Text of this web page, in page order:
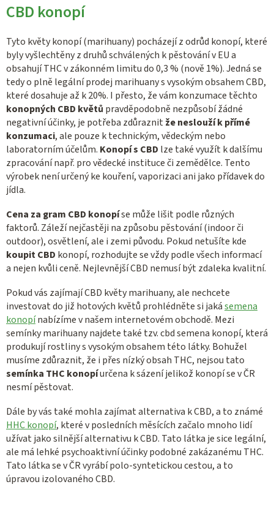
í
p
r
v
k
y
v
ý
p
i
n
í
CBD konopí
Tyto květy konopí (marihuany) pocházejí z odrůd konopí, které
byly vyšlechtěny z druhů schválených k pěstování v EU a
obsahují THC v zákonném limitu do 0,3 % (nově 1%). Jedná se
tedy o plně legální prodej marihuany s vysokým obsahem CBD,
které dosahuje až k 20%. I přesto, že vám konzumace těchto
konopných CBD květů pravděpodobně nezpůsobí žádné
negativní účinky, je potřeba zdůraznit že neslouží k přímé
konzumaci, ale pouze k technickým, vědeckým nebo
laboratorním účelům. Konopí s CBD lze také využít k dalšímu
zpracování např. pro vědecké instituce či zemědělce. Tento
výrobek není určený ke kouření, vaporizaci ani jako přídavek do
jídla.
Cena za gram CBD konopíse může lišit podle různých
faktorů. Záleží nejčastěji na způsobu pěstování (indoor či
outdoor), osvětlení, ale i zemi původu. Pokud netušíte kde
koupit CBD konopí, rozhodujte se vždy podle všech informací
a nejen kvůli ceně. Nejlevnější CBD nemusí být zdaleka kvalitní.
Pokud vás zajímají CBD květy marihuany, ale nechcete
investovat do již hotových květů prohlédněte si jakásemena
konopínabízíme v našem internetovém obchodě. Mezi
semínky marihuany najdete také tzv. cbd semena konopí, která
produkují rostliny s vysokým obsahem této látky. Bohužel
musíme zdůraznit, že i přes nízký obsah THC, nejsou tato
semínka THC konopíurčena k sázení jelikož konopí se v ČR
nesmí pěstovat.
Dále by vás také mohla zajímat alternativa k CBD, a to známé
HHC konopí, které v posledních měsících začalo mnoho lidí
užívat jako silnější alternativu k CBD. Tato látka je sice legální,
ale má lehké psychoaktivní účinky podobné zakázanému THC.
Tato látka se v ČR vyrábí polo-syntetickou cestou, a to
úpravou izolovaného CBD.